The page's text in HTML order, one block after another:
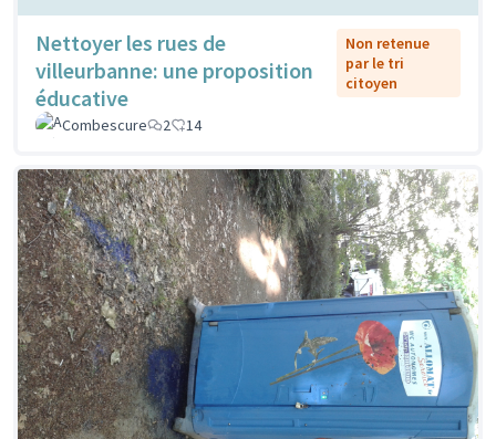
Nettoyer les rues de
villeurbanne: une proposition
éducative
Non retenue
par le tri
citoyen
Combescure 2 14